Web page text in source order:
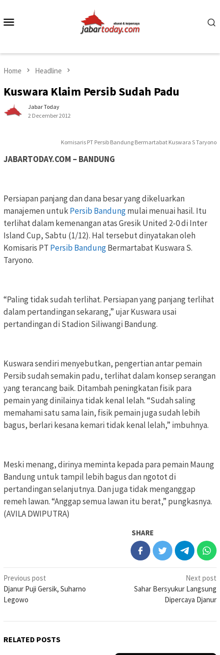
content
Home Headline
Kuswara Klaim Persib Sudah Padu
Jabar Today
2 December 2012
Komisaris PT Persib Bandung Bermartabat Kuswara S Taryono
JABARTODAY.COM – BANDUNG
Persiapan panjang dan dana besar yang dikeluarkan
manajemen untukPersib Bandungmulai menuai hasil. Itu
terlihat dalam kemenangan atas Gresik United 2-0 di Inter
Island Cup, Sabtu (1/12). Hal tersebut dinyatakan oleh
Komisaris PT Persib BandungBermartabat Kuswara S.
Taryono.
“Paling tidak sudah terlihat. Persiapan yang panjang terlihat
dalam pertandingan sekarang,” ujar Kuswara usai
pertandingan di Stadion Siliwangi Bandung.
Kuswara sendiri menyebutkan, pengertian antar pemain
Persib sudah semakin padu, terlihat dalam konsep serangan
yang terancang baik. Ditambah peningkatan fisik para
pemain yang dinilainya tidak kenal lelah. “Sudah saling
memahami satu sama lain, fisik pemain juga sudah lebih
bagus, berlari kesana kemari tidak kenal lelah,” imbuhnya.
Meski menang, dirinya meminta kepada para pemain Maung
Bandung untuk tampil lebih bagus dan ngotot di
pertandingan selanjutnya. Dan juga tidak menganggap
remeh lawan. “Anggap semua lawan itu berat,” pungkasnya.
(AVILA DWIPUTRA)
SHARE
Post
navigation
Previous post
Djanur Puji Gersik, Suharno
Legowo
Next post
Sahar Bersyukur Langsung
Dipercaya Djanur
RELATED POSTS